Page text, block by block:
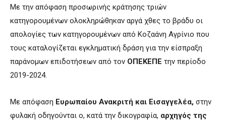
Με την απόφαση προσωρινής κράτησης τριών
κατηγορουμένων ολοκληρώθηκαν αργά χθες το βράδυ οι
απολογίες των κατηγορουμένων από Κοζαάνη Αγρίνιο που
τους καταλογίζεται εγκληματική δράση για την είσπραξη
παράνομων επιδοτήσεων από τον ΟΠΕΚΕΠΕ την περίοδο
2019-2024.
Με απόφαση Ευρωπαίου Ανακριτή και Εισαγγελέα, στην
φυλακή οδηγούνται ο, κατά την δικογραφία, αρχηγός της